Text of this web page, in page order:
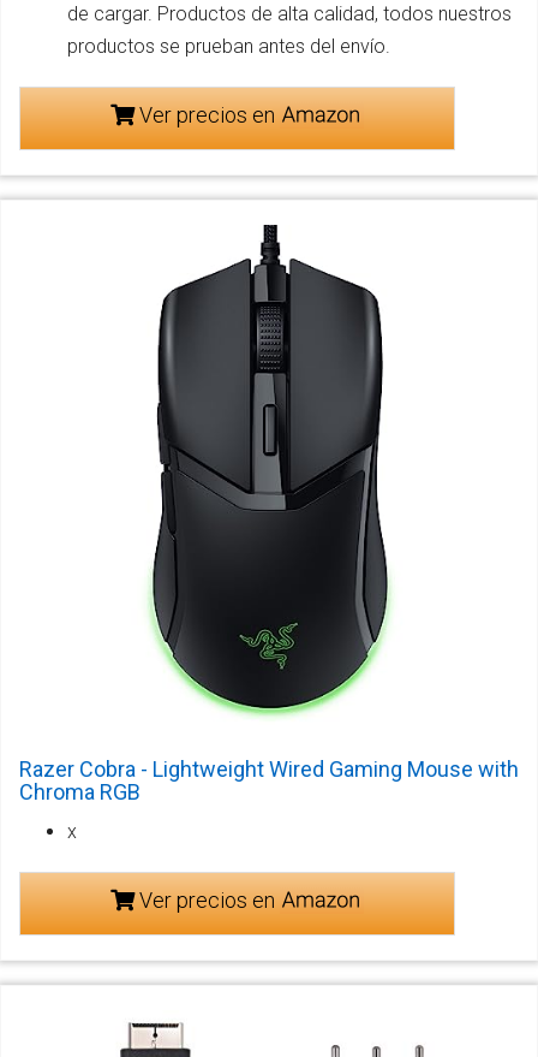
de cargar. Productos de alta calidad, todos nuestros
productos se prueban antes del envío.
Ver precios en
Razer Cobra - Lightweight Wired Gaming Mouse with
Chroma RGB
x
Ver precios en